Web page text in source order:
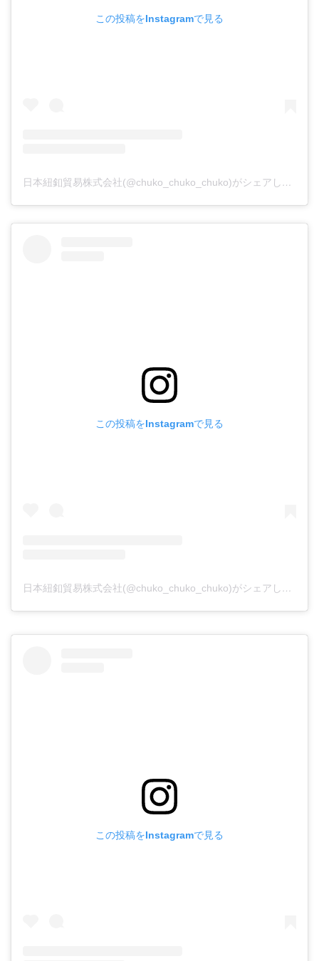
この投稿をInstagramで見る
日本紐釦貿易株式会社(@chuko_chuko_chuko)がシェアした投稿
この投稿をInstagramで見る
日本紐釦貿易株式会社(@chuko_chuko_chuko)がシェアした投稿
この投稿をInstagramで見る